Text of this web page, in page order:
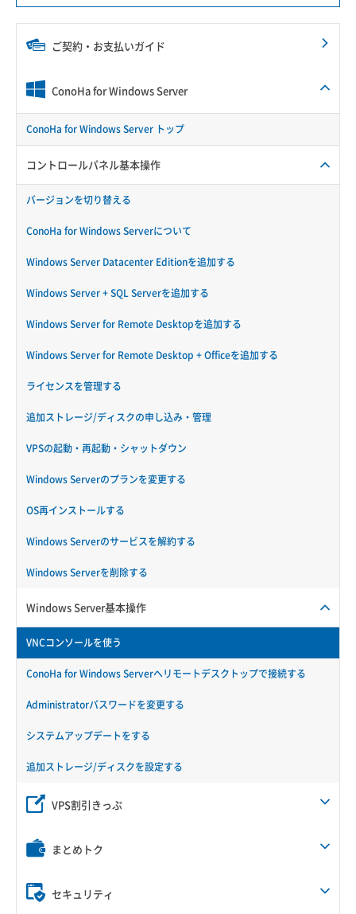
ご契約・お支払いガイド
ConoHa for Windows Server
ConoHa for Windows Server トップ
コントロールパネル基本操作
バージョンを切り替える
ConoHa for Windows Serverについて
Windows Server Datacenter Editionを追加する
Windows Server + SQL Serverを追加する
Windows Server for Remote Desktopを追加する
Windows Server for Remote Desktop + Officeを追加する
ライセンスを管理する
追加ストレージ/ディスクの申し込み・管理
VPSの起動・再起動・シャットダウン
Windows Serverのプランを変更する
OS再インストールする
Windows Serverのサービスを解約する
Windows Serverを削除する
Windows Server基本操作
VNCコンソールを使う
ConoHa for Windows Serverへリモートデスクトップで接続する
Administratorパスワードを変更する
システムアップデートをする
追加ストレージ/ディスクを設定する
VPS割引きっぷ
まとめトク
セキュリティ